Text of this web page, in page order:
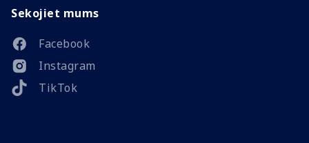
Sekojiet mums
Facebook
Instagram
TikTok